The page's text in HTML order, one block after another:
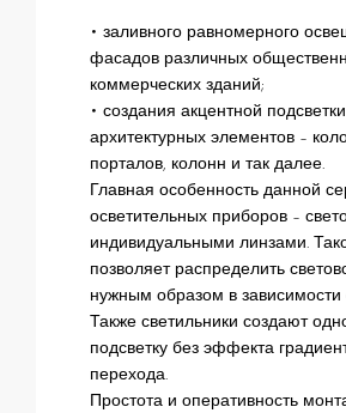
• заливного равномерного
фасадов различных
коммерческих зданий;
• создания акцентной
архитектурных элементов –
порталов, колонн и так далее.
Главная особенность данной
осветительных приборов –
индивидуальными линзами.
позволяет распределить
нужным образом в зависимости
Также светильники создают
подсветку без эффекта
перехода.
Простота и оперативность